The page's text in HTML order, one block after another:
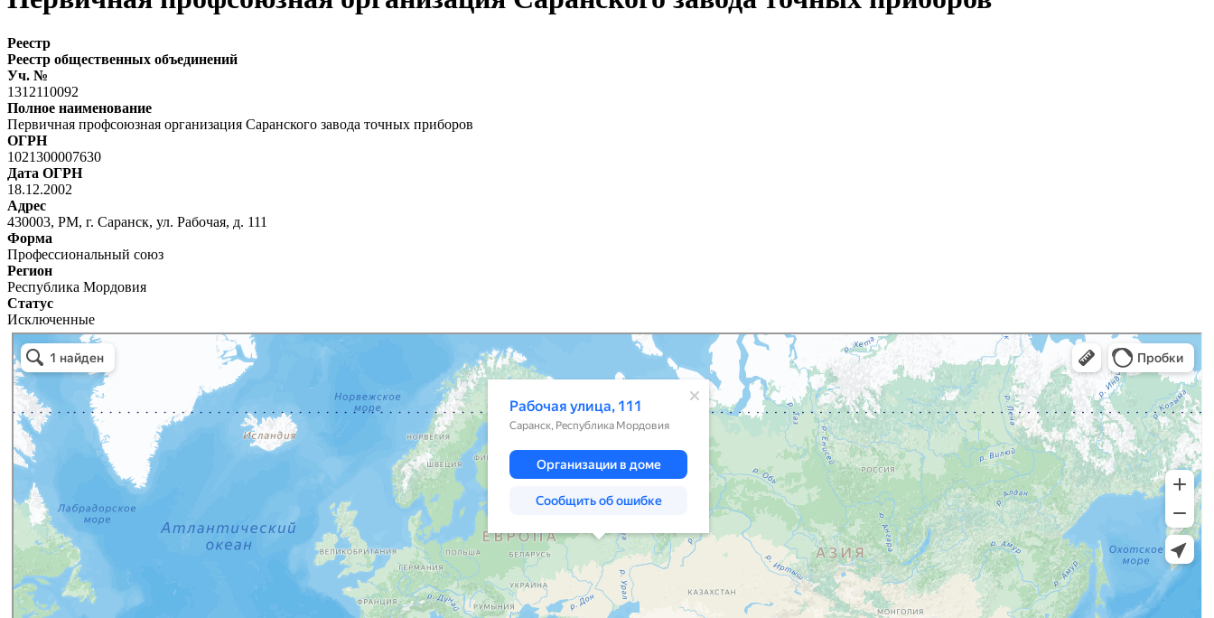
Реестр
Реестр общественных объединений
Уч. №
1312110092
Полное наименование
Первичная профсоюзная организация Саранского завода точных приборов
ОГРН
1021300007630
Дата ОГРН
18.12.2002
Адрес
430003, РМ, г. Саранск, ул. Рабочая, д. 111
Форма
Профессиональный союз
Регион
Республика Мордовия
Статус
Исключенные